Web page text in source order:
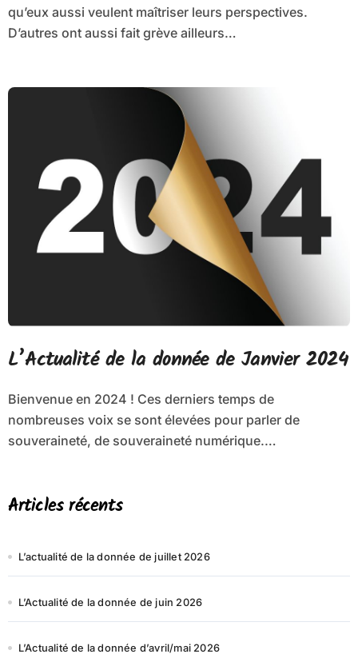
qu’eux aussi veulent maîtriser leurs perspectives.
D’autres ont aussi fait grève ailleurs…
L’Actualité de la donnée de Janvier 2024
Bienvenue en 2024 ! Ces derniers temps de
nombreuses voix se sont élevées pour parler de
souveraineté, de souveraineté numérique.…
Articles récents
L’actualité de la donnée de juillet 2026
L’Actualité de la donnée de juin 2026
L’Actualité de la donnée d’avril/mai 2026